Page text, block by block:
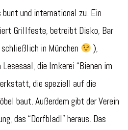
und international zu. Ein
Grillfeste, betreibt Disko, Bar
in München
),
die Imkerei “Bienen im
die speziell auf die
baut. Außerdem gibt der Verein
das “Dorfbladl” heraus. Das